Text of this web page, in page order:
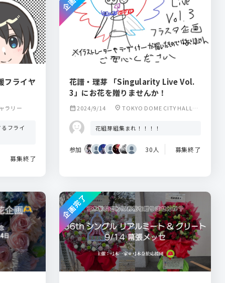
フライヤ
ラリー
フライ
募集終了
花譜・理芽 「Singularity Live Vol.
3」にお花を贈りませんか！
calendar_month2024/9/14 location_on TOKYO DOME CITY HALL
花組芽組集まれ！！！！
参加 30人 募集終了
企画完了